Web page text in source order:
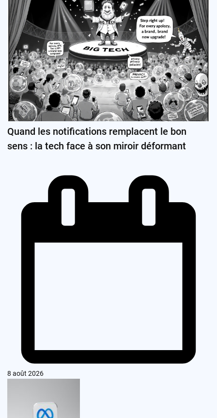
Quand les notifications remplacent le bon
sens : la tech face à son miroir déformant
8 août 2026